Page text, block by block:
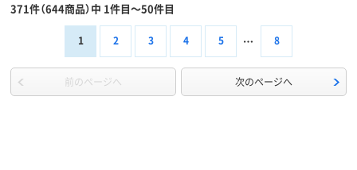
371件（644商品）中 1件目～50件目
1 2 3 4 5 8
前のページへ 次のページへ